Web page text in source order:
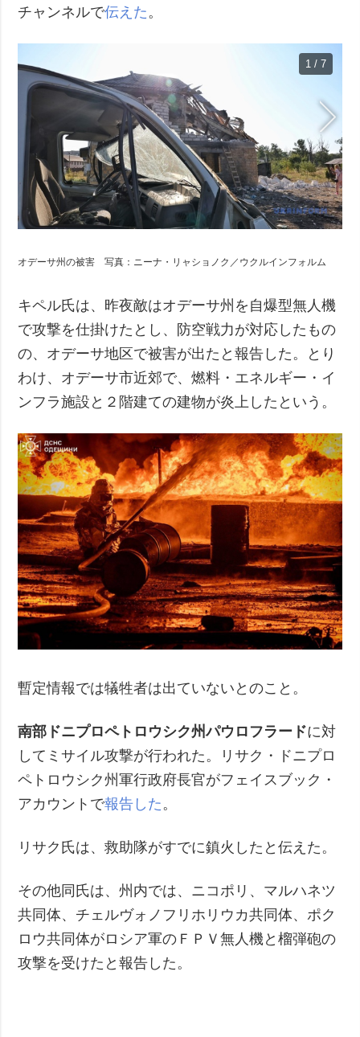
チャンネルで伝えた。
1 / 7
オデーサ州の被害 写真：ニーナ・リャショノク／ウクルインフォルム
キペル氏は、昨夜敵はオデーサ州を自爆型無人機
で攻撃を仕掛けたとし、防空戦力が対応したもの
の、オデーサ地区で被害が出たと報告した。とり
わけ、オデーサ市近郊で、燃料・エネルギー・イ
ンフラ施設と２階建ての建物が炎上したという。
暫定情報では犠牲者は出ていないとのこと。
南部ドニプロペトロウシク州パウロフラードに対
してミサイル攻撃が行われた。リサク・ドニプロ
ペトロウシク州軍行政府長官がフェイスブック・
アカウントで報告した 。
リサク氏は、救助隊がすでに鎮火したと伝えた。
その他同氏は、州内では、ニコポリ、マルハネツ
共同体、チェルヴォノフリホリウカ共同体、ポク
ロウ共同体がロシア軍のＦＰＶ無人機と榴弾砲の
攻撃を受けたと報告した。